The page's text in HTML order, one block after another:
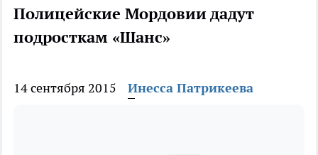
Полицейские Мордовии дадут
подросткам «Шанс»
14 сентября 2015 Инесса Патрикеева